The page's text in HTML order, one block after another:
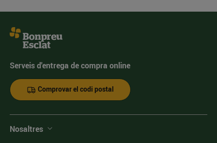
Serveis d'entrega de compra online
Comprovar el codi postal
Nosaltres